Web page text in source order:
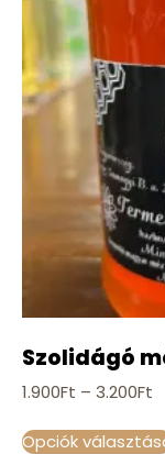
Szolidágó
1.900Ft – 3.200Ft
Opciók